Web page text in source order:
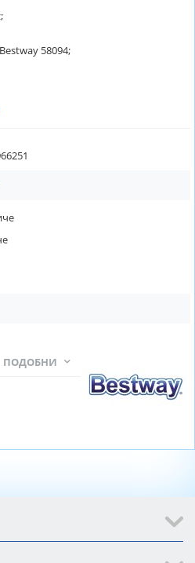
58094;
ПОДОБНИ